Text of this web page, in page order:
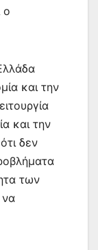
ο
και την
και την
δεν
των
να